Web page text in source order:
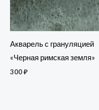
Акварель с грануляцией
«Черная римская земля»
300₽